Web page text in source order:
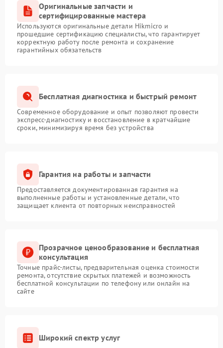
Оригинальные запчасти и
сертифицированные мастера
Используются оригинальные детали Hikmicro и
прошедшие сертификацию специалисты, что гарантирует
корректную работу после ремонта и сохранение
гарантийных обязательств
Бесплатная диагностика и быстрый ремонт
Современное оборудование и опыт позволяют провести
экспресс-диагностику и восстановление в кратчайшие
сроки, минимизируя время без устройства
Гарантия на работы и запчасти
Предоставляется документированная гарантия на
выполненные работы и установленные детали, что
защищает клиента от повторных неисправностей
Прозрачное ценообразование и бесплатная
консультация
Точные прайс-листы, предварительная оценка стоимости
ремонта, отсутствие скрытых платежей и возможность
бесплатной консультации по телефону или онлайн на
сайте
Широкий спектр услуг